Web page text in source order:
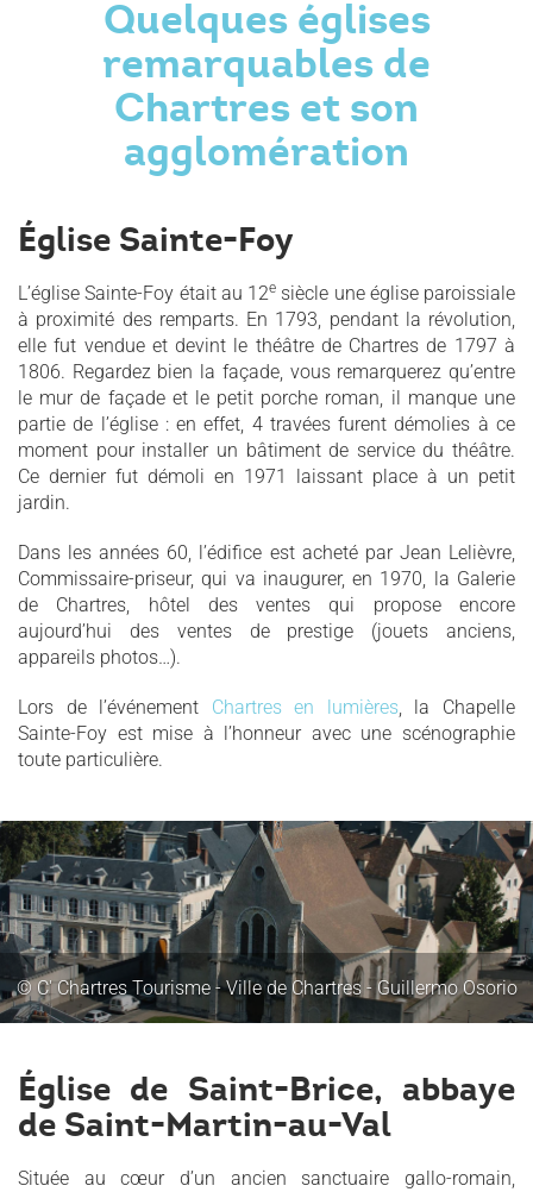
Quelques églises
remarquables de
Chartres et son
agglomération
Église Sainte-Foy
L’église Sainte-Foy était au 12e siècle une église paroissiale
à proximité des remparts. En 1793, pendant la révolution,
elle fut vendue et devint le théâtre de Chartres de 1797 à
1806. Regardez bien la façade, vous remarquerez qu’entre
le mur de façade et le petit porche roman, il manque une
partie de l’église : en effet, 4 travées furent démolies à ce
moment pour installer un bâtiment de service du théâtre.
Ce dernier fut démoli en 1971 laissant place à un petit
jardin.
Dans les années 60, l’édifice est acheté par Jean Lelièvre,
Commissaire-priseur, qui va inaugurer, en 1970, la Galerie
de Chartres, hôtel des ventes qui propose encore
aujourd’hui des ventes de prestige (jouets anciens,
appareils photos…).
Lors de l’événement Chartres en lumières, la Chapelle
Sainte-Foy est mise à l’honneur avec une scénographie
toute particulière.
© C' Chartres Tourisme - Ville de Chartres - Guillermo Osorio
Église de Saint-Brice, abbaye
de Saint-Martin-au-Val
Située au cœur d’un ancien sanctuaire gallo-romain,